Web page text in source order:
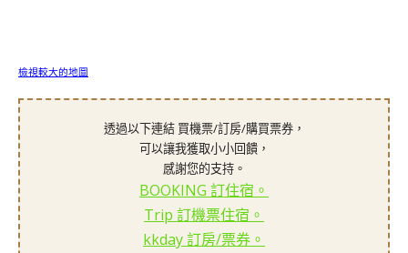
檢視較大的地圖
透過以下連結 買機票/訂房/購買票券，
可以讓我獲取小小回饋，
感謝您的支持。
BOOKING 訂住宿。
Trip 訂機票住宿。
kkday 訂房/票券。